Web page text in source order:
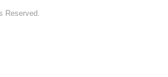
Reserved.